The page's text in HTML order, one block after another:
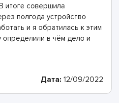
итоге совершила
полгода устройство
и я обратилась к этим
определили в чём дело и
Дата: 12/09/2022